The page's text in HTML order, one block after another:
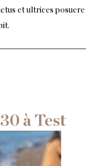
et ultrices posuere
à Test